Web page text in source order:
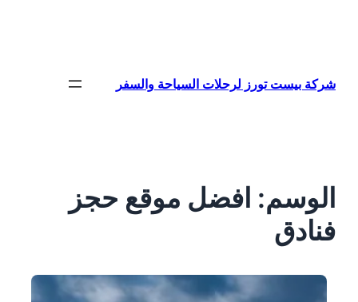
شركة بيست تورز لرحلات السياحة والسفر
الوسم: افضل موقع حجز
فنادق